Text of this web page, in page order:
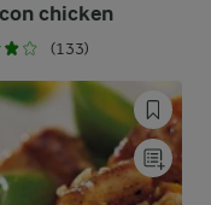
chicken
(133)